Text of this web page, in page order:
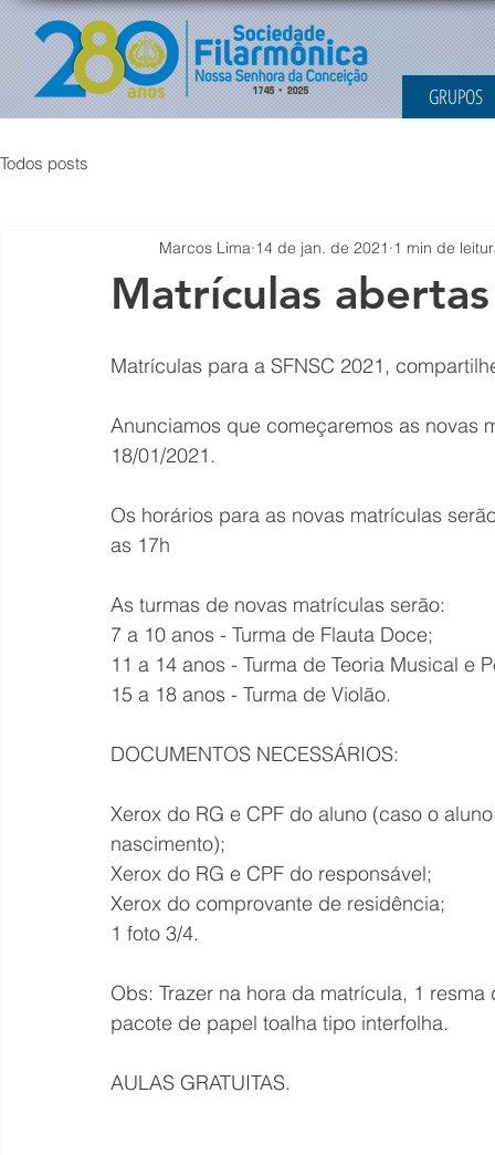
GRUPOS
Todos posts
Matrículas
Marcos Lima 14 de jan. de 2021 1 min de
Matrículas para a SFNSC 2021,
Anunciamos que começaremos as
18/01/2021.
Os horários para as novas matrículas
as 17h
As turmas de novas matrículas serão:
7 a 10 anos - Turma de Flauta Doce;
11 a 14 anos - Turma de Teoria Musical e
15 a 18 anos - Turma de Violão.
DOCUMENTOS NECESSÁRIOS:
Xerox do RG e CPF do aluno (caso o
nascimento);
Xerox do RG e CPF do responsável;
Xerox do comprovante de residência;
1 foto 3/4.
Obs: Trazer na hora da matrícula, 1
pacote de papel toalha tipo interfolha.
AULAS GRATUITAS.